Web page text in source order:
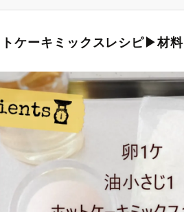
トケーキミックスレシピ▶材料